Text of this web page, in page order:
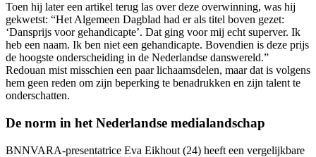
Toen hij later een artikel terug las over deze overwinning, was hij
gekwetst: “Het Algemeen Dagblad had er als titel boven gezet:
‘Dansprijs voor gehandicapte’. Dat ging voor mij echt superver. Ik
heb een naam. Ik ben niet een gehandicapte. Bovendien is deze prijs
de hoogste onderscheiding in de Nederlandse danswereld.”
Redouan mist misschien een paar lichaamsdelen, maar dat is volgens
hem geen reden om zijn beperking te benadrukken en zijn talent te
onderschatten.
De norm in het Nederlandse medialandschap
BNNVARA-presentatrice Eva Eikhout (24) heeft een vergelijkbare